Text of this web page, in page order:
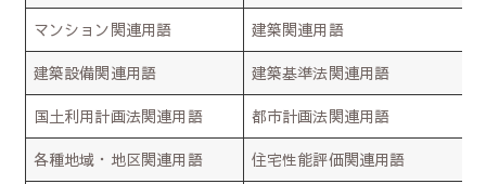
マンション関連用語
建築関連用語
建築設備関連用語
建築基準法関連用語
国土利用計画法関連用語
都市計画法関連用語
各種地域・地区関連用語
住宅性能評価関連用語